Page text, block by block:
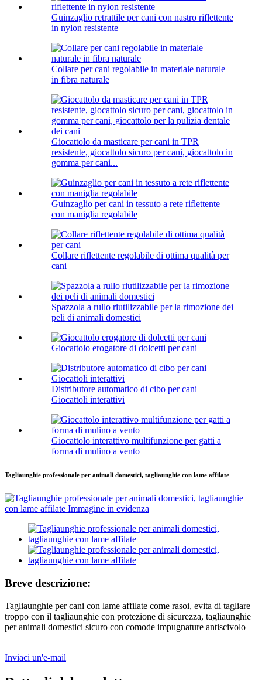
Guinzaglio retrattile per cani con nastro riflettente
in nylon resistente
Collare per cani regolabile in materiale naturale
in fibra naturale
Giocattolo da masticare per cani in TPR
resistente, giocattolo sicuro per cani, giocattolo in
gomma per cani...
Guinzaglio per cani in tessuto a rete riflettente
con maniglia regolabile
Collare riflettente regolabile di ottima qualità per
cani
Spazzola a rullo riutilizzabile per la rimozione dei
peli di animali domestici
Giocattolo erogatore di dolcetti per cani
Distributore automatico di cibo per cani
Giocattoli interattivi
Giocattolo interattivo multifunzione per gatti a
forma di mulino a vento
Tagliaunghie professionale per animali domestici, tagliaunghie con lame affilate
Breve descrizione:
Tagliaunghie per cani con lame affilate come rasoi, evita di tagliare
troppo con il tagliaunghie con protezione di sicurezza, tagliaunghie
per animali domestici sicuro con comode impugnature antiscivolo
Inviaci un'e-mail